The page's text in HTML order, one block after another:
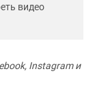
видео
Instagram и